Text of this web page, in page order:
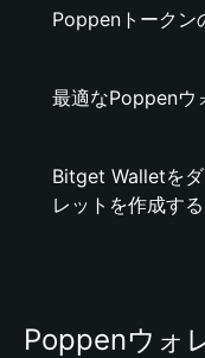
Poppenトークン
最適なPoppenウ
Bitget Walletを
レットを作成す
Poppenウォ